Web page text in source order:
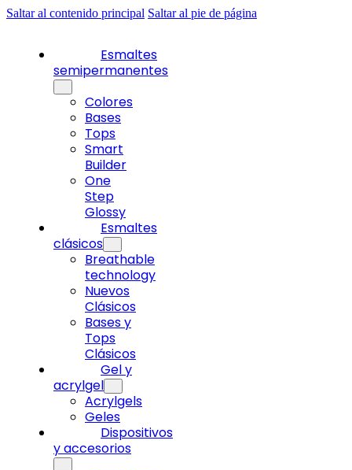
Saltar al contenido principal Saltar al pie de página
Esmaltes
semipermanentes
Colores
Bases
Tops
Smart
Builder
One
Step
Glossy
Esmaltes
clásicos
Breathable
technology
Nuevos
Clásicos
Bases y
Tops
Clásicos
Gel y
acrylgel
Acrylgels
Geles
Dispositivos
y accesorios